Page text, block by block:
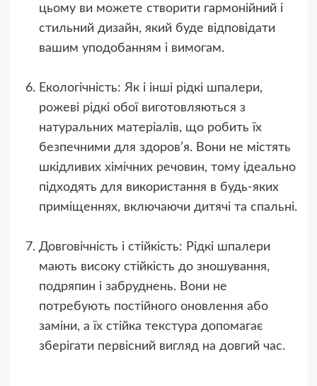
цьому ви можете створити гармонійний і
стильний дизайн, який буде відповідати
вашим уподобанням і вимогам.
Екологічність: Як і інші рідкі шпалери,
рожеві рідкі обої виготовляються з
натуральних матеріалів, що робить їх
безпечними для здоров’я. Вони не містять
шкідливих хімічних речовин, тому ідеально
підходять для використання в будь-яких
приміщеннях, включаючи дитячі та спальні.
Довговічність і стійкість: Рідкі шпалери
мають високу стійкість до зношування,
подряпин і забруднень. Вони не
потребують постійного оновлення або
заміни, а їх стійка текстура допомагає
зберігати первісний вигляд на довгий час.